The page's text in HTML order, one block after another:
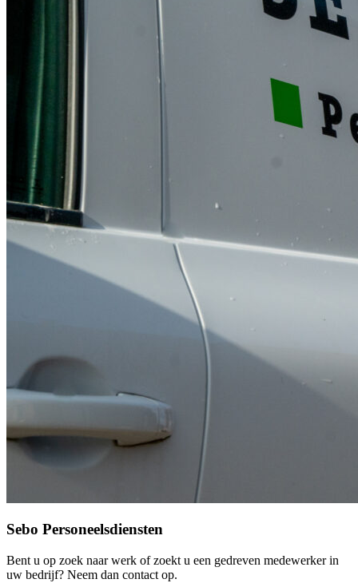
Sebo Personeelsdiensten
Bent u op zoek naar werk of zoekt u een gedreven medewerker in
uw bedrijf? Neem dan contact op.